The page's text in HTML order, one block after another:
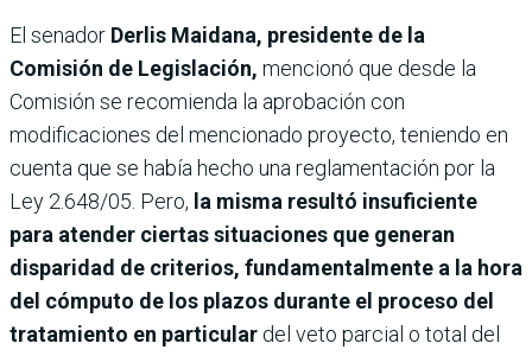
El senador Derlis Maidana, presidente de la
Comisión de Legislación, mencionó que desde la
Comisión se recomienda la aprobación con
modificaciones del mencionado proyecto, teniendo en
cuenta que se había hecho una reglamentación por la
Ley 2.648/05. Pero, la misma resultó insuficiente
para atender ciertas situaciones que generan
disparidad de criterios, fundamentalmente a la hora
del cómputo de los plazos durante el proceso del
tratamiento en particular del veto parcial o total del